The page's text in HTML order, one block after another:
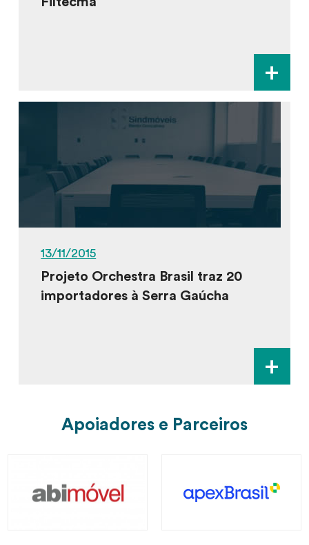
+
13/11/2015
Projeto Orchestra Brasil traz 20
importadores à Serra Gaúcha
+
Apoiadores e Parceiros